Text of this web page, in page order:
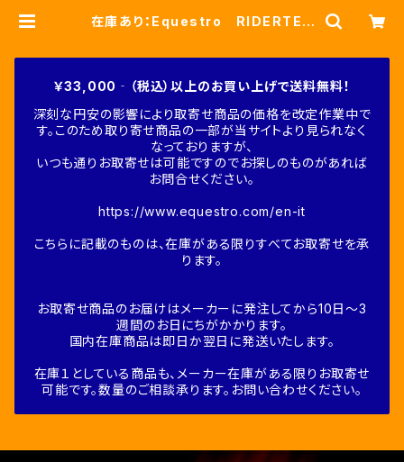
在庫あり：Equestro RIDERTEC
￥33,000‐（税込）以上のお買い上げで送料無料！
深刻な円安の影響により取寄せ商品の価格を改定作業中で
す。このため取り寄せ商品の一部が当サイトより見られなく
なっておりますが、
いつも通りお取寄せは可能ですのでお探しのものがあれば
お問合せください。
https://www.equestro.com/en-it
こちらに記載のものは、在庫がある限りすべてお取寄せを承
ります。
お取寄せ商品のお届けはメーカーに発注してから10日～3
週間のお日にちがかかります。
国内在庫商品は即日か翌日に発送いたします。
在庫１としている商品も、メーカー在庫がある限りお取寄せ
可能です。数量のご相談承ります。お問い合わせください。